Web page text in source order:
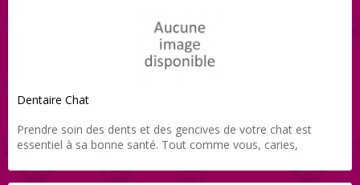
de produits adaptée et le tout directement livré chez vous
Dentaire Chat
Prendre soin des dents et des gencives de votre chat est
essentiel à sa bonne santé. Tout comme vous, caries,
particulièrement douloureuses et graves. Notre équipe